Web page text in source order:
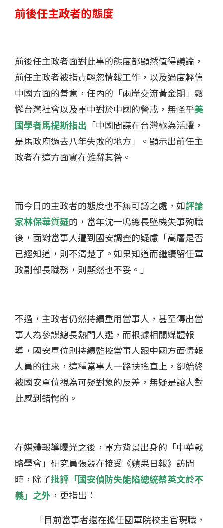
前後任主政者的態度
前後任主政者面對此事的態度都顯然值得議論，
前任主政者被指責輕忽情報工作，以及過度輕信
中國方面的善意，任內的「兩岸交流黃金期」鬆
懈台灣社會以及軍中對於中國的警戒，無怪乎美
國學者馬提斯指出 「中國間諜在台灣極為活躍，
是馬政府過去八年失敗的地方」。顯示出前任主
政者在這方面實在難辭其咎。
而今日的主政者的態度也不無可議之處，如評論
家林保華質疑的，當年沈一鳴總長墜機失事殉職
後，面對當事人遭到國安調查的疑慮「高層是否
已經知道，則不清楚了。如果知道而繼續留任軍
政副部長職務，則顯然也不妥。」
不過，主政者仍然持續重用當事人，甚至傳出當
事人為參謀總長熱門人選，而根據相關媒體報
導，國安單位則持續監控當事人跟中國方面情報
人員的往來，這種當事人一路扶搖直上，卻始終
被國安單位視為可疑對象的反差，無疑是讓人對
此感到錯愕的。
在媒體報導曝光之後，軍方背景出身的「中華戰
略學會」研究員張競在接受《蘋果日報》訪問
時，除了批評「國安偵防失能陷總統蔡英文於不
義」之外 ，更指出：
「目前當事者還在擔任國軍院校主官現職，